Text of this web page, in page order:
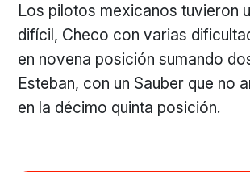
Los pilotos mexicanos tuvieron
difícil, Checo con varias
en novena posición sumando
Esteban, con un Sauber que no
en la décimo quinta posición.